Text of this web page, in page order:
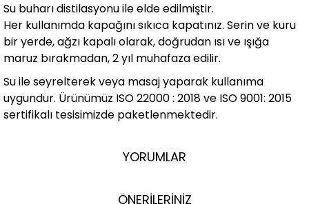
Su buharı distilasyonu ile elde edilmiştir.
Her kullanımda kapağını sıkıca kapatınız. Serin ve kuru
bir yerde, ağzı kapalı olarak, doğrudan ısı ve ışığa
maruz bırakmadan, 2 yıl muhafaza edilir.
Su ile seyrelterek veya masaj yaparak kullanıma
uygundur. Ürünümüz ISO 22000 : 2018 ve ISO 9001: 2015
sertifikalı tesisimizde paketlenmektedir.
YORUMLAR
ÖNERİLERİNİZ